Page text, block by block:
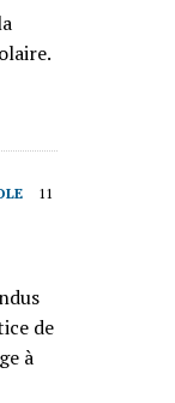
11
de
à